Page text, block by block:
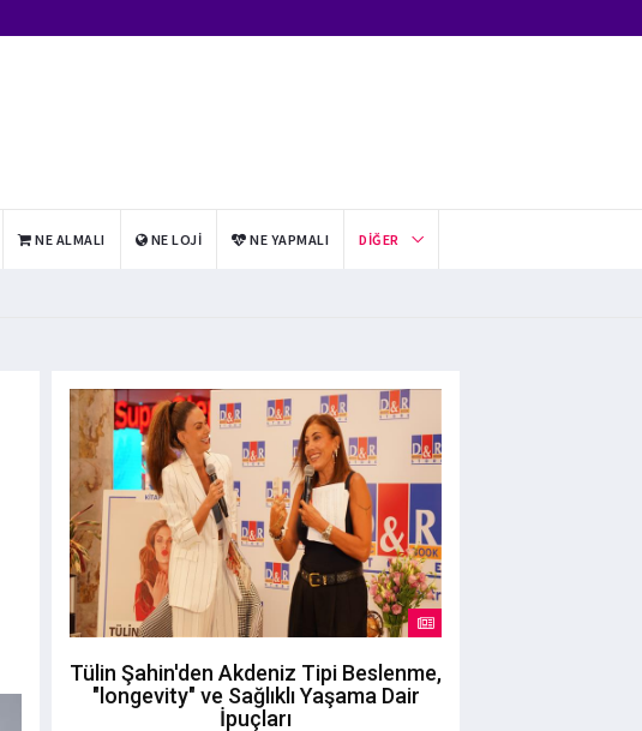
NE ALMALI NE LOJI NE YAPMALI DIĞER
Tülin Şahin'den Akdeniz Tipi Beslenme,
"longevity" ve Sağlıklı Yaşama Dair
İpuçları